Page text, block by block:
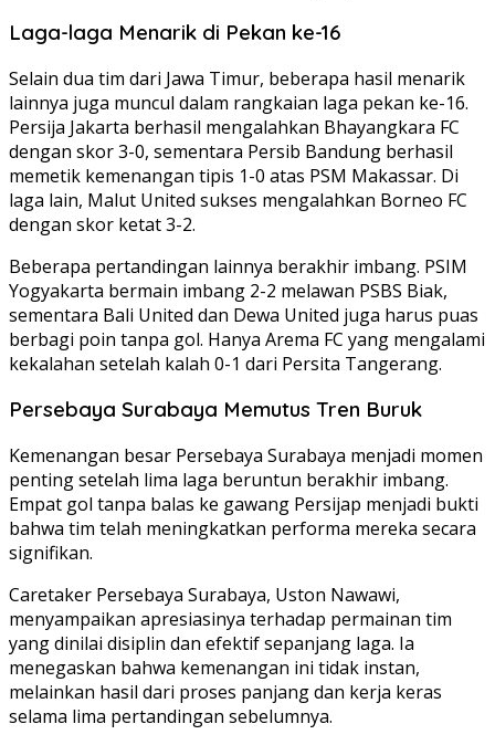
Laga-laga Menarik di Pekan ke-16
Selain dua tim dari Jawa Timur, beberapa hasil menarik
lainnya juga muncul dalam rangkaian laga pekan ke-16.
Persija Jakarta berhasil mengalahkan Bhayangkara FC
dengan skor 3-0, sementara Persib Bandung berhasil
memetik kemenangan tipis 1-0 atas PSM Makassar. Di
laga lain, Malut United sukses mengalahkan Borneo FC
dengan skor ketat 3-2.
Beberapa pertandingan lainnya berakhir imbang. PSIM
Yogyakarta bermain imbang 2-2 melawan PSBS Biak,
sementara Bali United dan Dewa United juga harus puas
berbagi poin tanpa gol. Hanya Arema FC yang mengalami
kekalahan setelah kalah 0-1 dari Persita Tangerang.
Persebaya Surabaya Memutus Tren Buruk
Kemenangan besar Persebaya Surabaya menjadi momen
penting setelah lima laga beruntun berakhir imbang.
Empat gol tanpa balas ke gawang Persijap menjadi bukti
bahwa tim telah meningkatkan performa mereka secara
signifikan.
Caretaker Persebaya Surabaya, Uston Nawawi,
menyampaikan apresiasinya terhadap permainan tim
yang dinilai disiplin dan efektif sepanjang laga. Ia
menegaskan bahwa kemenangan ini tidak instan,
melainkan hasil dari proses panjang dan kerja keras
selama lima pertandingan sebelumnya.